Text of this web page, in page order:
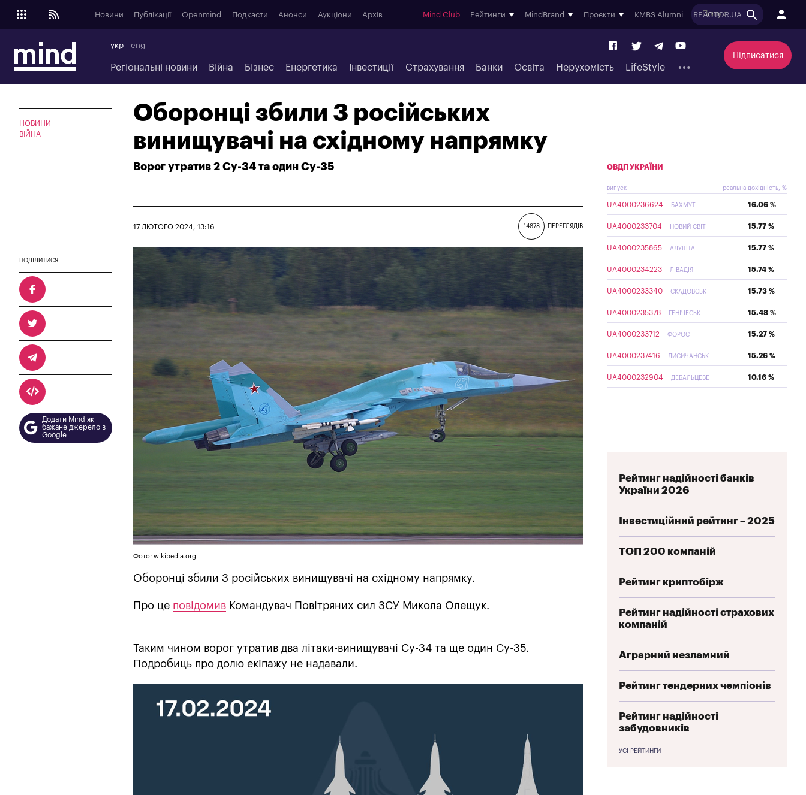
Новини Публікації Openmind Подкасти Анонси Аукціони Архів Mind Club Рейтинги MindBrand Проєкти KMBS Alumni REACTOR.UA
укр eng
Регіональні новини Війна Бізнес Енергетика Інвестиції Страхування Банки Освіта Нерухомість LifeStyle
Підписатися
НОВИНИ
ВІЙНА
Оборонці збили 3 російських
винищувачі на східному напрямку
Ворог утратив 2 Су-34 та один Су-35
14878 ПЕРЕГЛЯДІВ
17 ЛЮТОГО 2024, 13:16
ПОДІЛИТИСЯ
Додати Mind як
бажане джерело в
Google
Фото: wikipedia.org
Оборонці збили 3 російських винищувачі на східному напрямку.
Про це повідомив Командувач Повітряних сил ЗСУ Микола Олещук.
Таким чином ворог утратив два літаки-винищувачі Су-34 та ще один Су-35.
Подробиць про долю екіпажу не надавали.
ОВДП УКРАЇНИ
випуск реальна дохідність, %
UA4000236624 БАХМУТ 16.06 %
UA4000233704 НОВИЙ СВІТ 15.77 %
UA4000235865 АЛУШТА 15.77 %
UA4000234223 ЛІВАДІЯ 15.74 %
UA4000233340 СКАДОВСЬК 15.73 %
UA4000235378 ГЕНІЧЕСЬК 15.48 %
UA4000233712 ФОРОС 15.27 %
UA4000237416 ЛИСИЧАНСЬК 15.26 %
UA4000232904 ДЕБАЛЬЦЕВЕ 10.16 %
Рейтинг надійності банків
України 2026
Інвестиційний рейтинг – 2025
ТОП 200 компаній
Рейтинг криптобірж
Рейтинг надійності страхових
компаній
Аграрний незламний
Рейтинг тендерних чемпіонів
Рейтинг надійності
забудовників
УСІ РЕЙТИНГИ